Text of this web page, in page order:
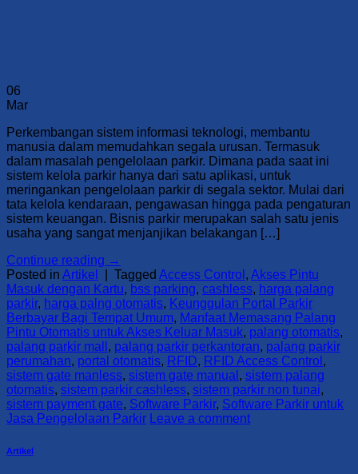
06
Mar
Perkembangan sistem informasi teknologi, membantu
manusia dalam memudahkan segala urusan. Termasuk
dalam masalah pengelolaan parkir. Dimana pada saat ini
sistem kelola parkir hanya dari satu aplikasi, untuk
meringankan pengelolaan parkir di segala sektor. Mulai dari
tata kelola kendaraan, pengawasan hingga pada pengaturan
sistem keuangan. Bisnis parkir merupakan salah satu jenis
usaha yang sangat menjanjikan belakangan […]
Continue reading →
Posted in Artikel Tagged Access Control , Akses Pintu
Masuk dengan Kartu, bss parking, cashless, harga palang
parkir, harga palng otomatis, Keunggulan Portal Parkir
Berbayar Bagi Tempat Umum, Manfaat Memasang Palang
Pintu Otomatis untuk Akses Keluar Masuk, palang otomatis,
palang parkir mall , palang parkir perkantoran, palang parkir
perumahan, portal otomatis, RFID, RFID Access Control ,
sistem gate manless, sistem gate manual , sistem palang
otomatis, sistem parkir cashless, sistem parkir non tunai,
sistem payment gate, Software Parkir, Software Parkir untuk
Jasa Pengelolaan Parkir
Leave a comment
Artikel